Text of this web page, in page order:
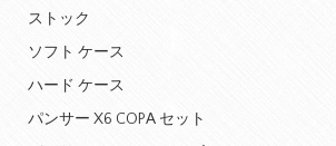
ストック
ソフト ケース
ハード ケース
パンサー X6 COPA セット